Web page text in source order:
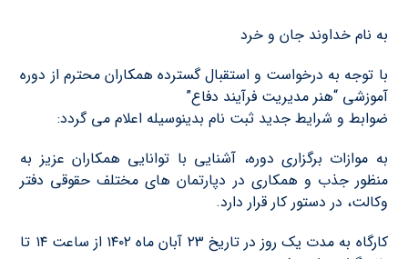
به نام خداوند جان و خرد
با توجه به درخواست و استقبال گسترده همكاران محترم از دوره
آموزشي “هنر مديريت فرآيند دفاع”
ضوابط و شرايط جديد ثبت نام بدينوسيله اعلام مي گردد:
به موازات برگزاري دوره، آشنايي با توانايي همكاران عزيز به
منظور جذب و همكاري در دپارتمان هاي مختلف حقوقي دفتر
وكالت، در دستور كار قرار دارد.
کارگاه به مدت یک روز در تاریخ ۲۳ آبان ماه ١٤٠٢ از ساعت ١٤ تا